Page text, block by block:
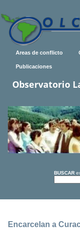
Areas de conflicto
Publicaciones
Observatorio
BUSCAR
Encarcelan a